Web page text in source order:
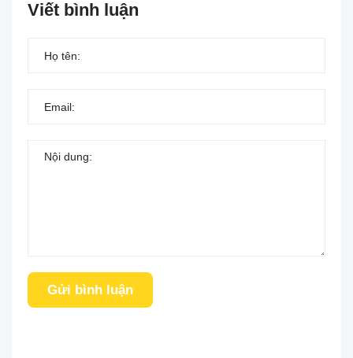
Viết bình luận
Gửi bình luận